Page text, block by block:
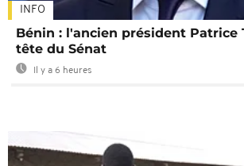
INFO
Bénin : l'ancien président Patrice
tête du Sénat
Il y a 6 heures